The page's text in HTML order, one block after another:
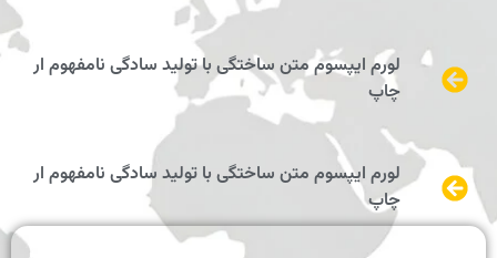
لورم ایپسوم متن ساختگی با تولید سادگی نامفهوم ار
چاپ
لورم ایپسوم متن ساختگی با تولید سادگی نامفهوم ار
چاپ